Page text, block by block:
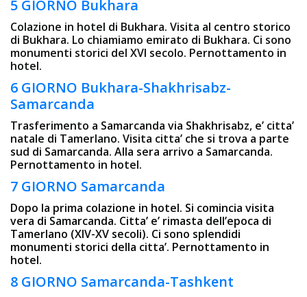
5 GIORNO Bukhara
Colazione in hotel di Bukhara. Visita al centro storico
di Bukhara. Lo chiamiamo emirato di Bukhara. Ci sono
monumenti storici del XVI secolo. Pernottamento in
hotel.
6 GIORNO Bukhara-Shakhrisabz-
Samarcanda
Trasferimento a Samarcanda via Shakhrisabz, e’ citta’
natale di Tamerlano. Visita citta’ che si trova a parte
sud di Samarcanda. Alla sera arrivo a Samarcanda.
Pernottamento in hotel.
7 GIORNO Samarcanda
Dopo la prima colazione in hotel. Si comincia visita
vera di Samarcanda. Citta’ e’ rimasta dell’epoca di
Tamerlano (XIV-XV secoli). Ci sono splendidi
monumenti storici della citta’. Pernottamento in
hotel.
8 GIORNO Samarcanda-Tashkent